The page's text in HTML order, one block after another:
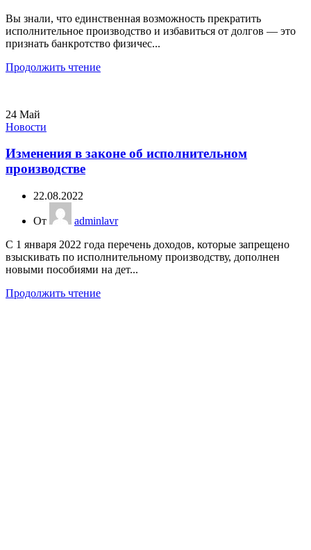
Вы знали, что единственная возможность прекратить
исполнительное производство и избавиться от долгов — это
признать банкротство физичес...
Продолжить чтение
24 Май
Новости
Изменения в законе об исполнительном
производстве
22.08.2022
От
adminlavr
С 1 января 2022 года перечень доходов, которые запрещено
взыскивать по исполнительному производству, дополнен
новыми пособиями на дет...
Продолжить чтение